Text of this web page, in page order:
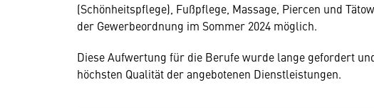
(Schönheitspflege), Fußpflege, Massage, Piercen und
der Gewerbeordnung im Sommer 2024 möglich.
Diese Aufwertung für die Berufe wurde lange gefordert
höchsten Qualität der angebotenen Dienstleistungen.